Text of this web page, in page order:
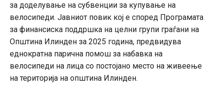
за доделување на субвенции за купување на
велосипеди. Јавниот повик кој е според Програмата
за финансиска поддршка на целни групи граѓани на
Општина Илинден за 2025 година, предвидува
еднократна парична помош за набавка на
велосипеди на лица со постојано место на живеење
на територија на општина Илинден.